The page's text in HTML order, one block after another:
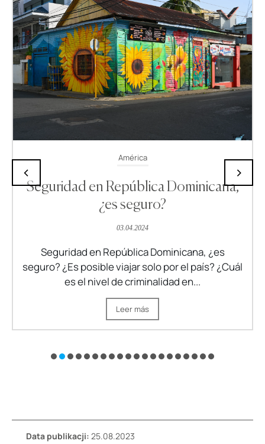
Rep. Dominicana
República Dominicana y enchufes.
¿Necesito un adaptador?
30.01.2024
Electricidad República Dominicana: ¿cómo es?
¿Necesito un adaptador en República
Dominicana? Les invito a leer la guía en la que...
Leer más
‹ ›
Data publikacji: 25.08.2023